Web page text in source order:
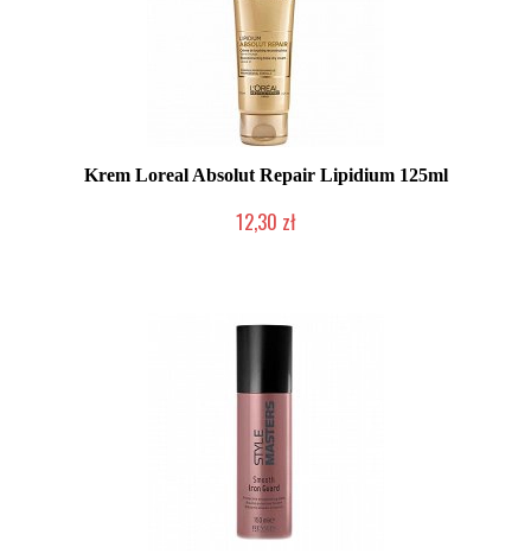
Krem Loreal Absolut Repair Lipidium 125ml
12,30 zł